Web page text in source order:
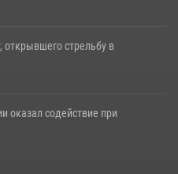
стрельбу в
оказал содействие при